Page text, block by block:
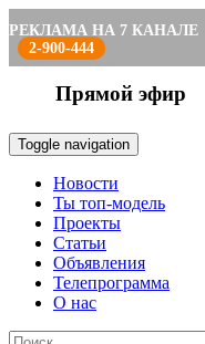
РЕКЛАМА НА 7 КАНАЛЕ
2-900-444
Прямой эфир
Toggle navigation
Новости
Ты топ-модель
Проекты
Статьи
Объявления
Телепрограмма
О нас